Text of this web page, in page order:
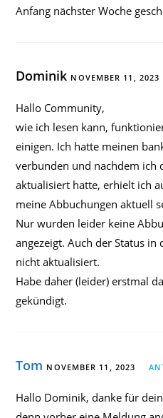
Anfang nächster Woche
Dominik NOVEMBER 11, 2023
Hallo Community,
wie ich lesen kann,
einigen. Ich hatte meinen
verbunden und nachdem ich
aktualisiert hatte, erhielt ich
meine Abbuchungen aktuell
Nur wurden leider keine
angezeigt. Auch der Status
nicht aktualisiert.
Habe daher (leider) erstmal
gekündigt.
Tom NOVEMBER 11, 2023
Hallo Dominik, danke für